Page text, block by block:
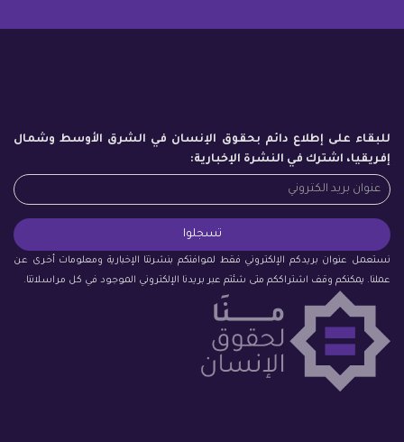
للبقاء على إطلاع دائم بحقوق الإنسان في الشرق الأوسط وشمال
إفريقيا، اشترك في النشرة الإخبارية:
نستعمل عنوان بريدكم الإلكتروني فقط لموافتكم بنشرتنا الإخبارية ومعلومات أخرى عن
عملنا. يمكنكم وقف اشتراككم متى شئتم عبر بريدنا الإلكتروني الموجود في كل مراسلاتنا.